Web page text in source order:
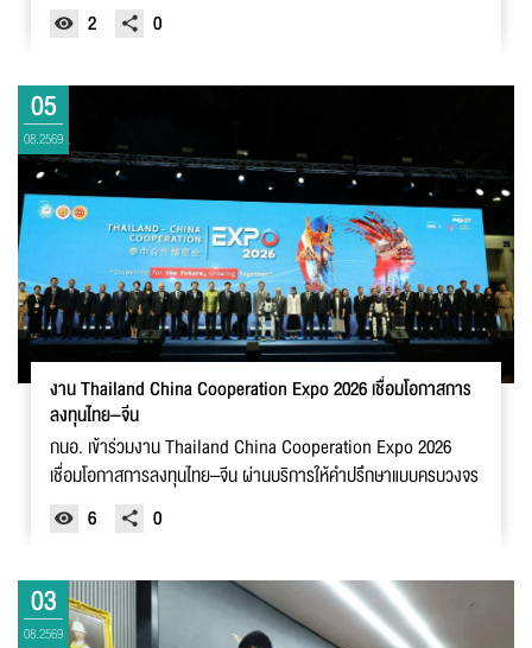
2
0
05
08.2569
งาน Thailand China Cooperation Expo 2026 เชื่อมโอกาสการ
ลงทุนไทย–จีน
กนอ. เข้าร่วมงาน Thailand China Cooperation Expo 2026
เชื่อมโอกาสการลงทุนไทย–จีน ผ่านบริการให้คำปรึกษาแบบครบวงจร
6
0
03
08.2569